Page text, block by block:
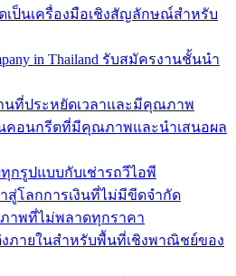
เป็นเครื่องมือเชิงสัญลักษณ์สำหรับ
in Thailand รับสมัครงานชั้นนำ
นที่ประหยัดเวลาและมีคุณภาพ
คอนกรีตที่มีคุณภาพและนำเสนอผล
กรูปแบบกับเช่ารถวีไอพี
าสู่โลกการเงินที่ไม่มีขีดจำกัด
าพที่ไม่พลาดทุกราคา
ภายในสำหรับพื้นที่เชิงพาณิชย์ของ